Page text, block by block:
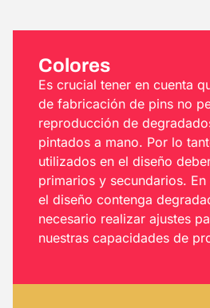
Colores
Es crucial tener en cuenta
de fabricación de pins no
reproducción de
pintados a mano. Por lo
utilizados en el diseño
primarios y secundarios.
el diseño contenga
necesario realizar ajustes
nuestras capacidades de